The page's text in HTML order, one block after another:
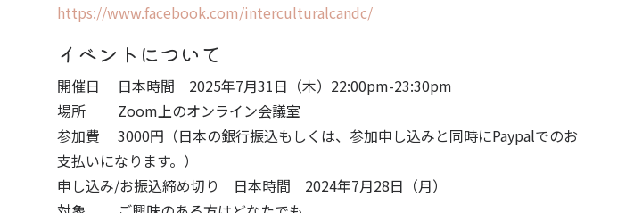
https://www.facebook.com/interculturalcandc/
イベントについて
開催日 日本時間 2025年7月31日（木）​22:00pm-23:30pm​
場所 Zoom上のオンライン会議室​​
参加費 3000円（日本の銀行振込もしくは、参加申し込みと同時にPaypalでのお
支払いになります。）
申し込み/お振込締め切り 日本時間 2024年7月28日（月）